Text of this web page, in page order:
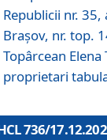
Republicii nr.
Brașov, nr. top.
Topârcean
proprietari
736/